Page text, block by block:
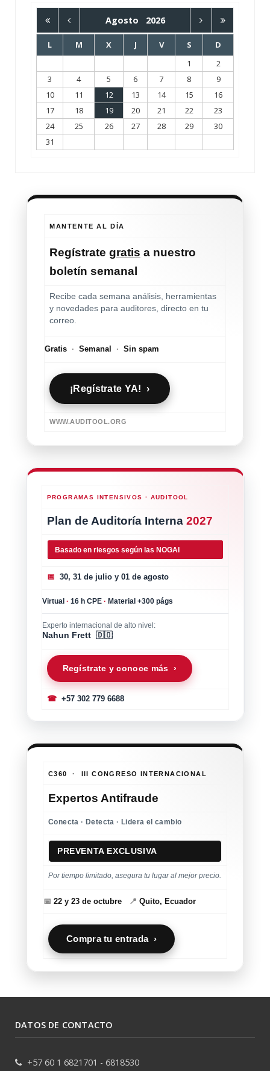
Agosto 2026
L M X J V S
D
1
2
3
4 5 6 7 8
9
10
11 12 13 14 15
16
17
18 19 20 21 22
23
24
25 26 27 28 29
30
31
MANTENTE AL DÍA
Regístrate gratis a nuestro
boletín semanal
Recibe cada semana análisis, herramientas
y novedades para auditores, directo en tu
correo.
Gratis · Semanal · Sin spam
¡Regístrate YA! ›
WWW.AUDITOOL.ORG
PROGRAMAS INTENSIVOS · AUDITOOL
Plan de Auditoría Interna 2027
Basado en riesgos según las NOGAI
📅 30, 31 de julio y 01 de agosto
Virtual · 16 h CPE · Material +300 págs
Experto internacional de alto nivel:
Nahun Frett 🇩🇴
Regístrate y conoce más ›
☎+57 302 779 6688
C360 · III CONGRESO INTERNACIONAL
Expertos Antifraude
Conecta · Detecta · Lidera el cambio
PREVENTA EXCLUSIVA
Por tiempo limitado, asegura tu lugar al mejor precio.
📅 22 y 23 de octubre 📍 Quito, Ecuador
Compra tu entrada ›
DATOS DE CONTACTO
+57 60 1 6821701 - 6818530